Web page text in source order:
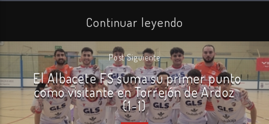
Continuar leyendo
Post Siguiente
El Albacete FS suma su primer punto
como visitante en Torrejón de Ardoz
(1-1)